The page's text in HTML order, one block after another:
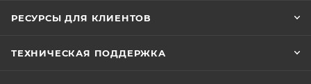
РЕСУРСЫ ДЛЯ КЛИЕНТОВ
ТЕХНИЧЕСКАЯ ПОДДЕРЖКА